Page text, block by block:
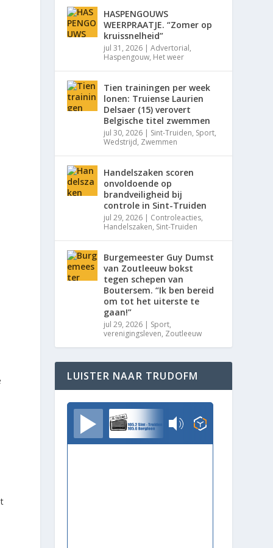
HASPENGOUWS
WEERPRAATJE. “Zomer op
kruissnelheid”
jul 31, 2026 |Advertorial,
Haspengouw, Het weer
Tien trainingen per week
lonen: Truiense Laurien
Delsaer (15) verovert
Belgische titel zwemmen
jul 30, 2026 | Sint-Truiden, Sport,
Wedstrijd, Zwemmen
Handelszaken scoren
onvoldoende op
brandveiligheid bij
controle in Sint-Truiden
jul 29, 2026 | Controleacties,
Handelszaken, Sint-Truiden
Burgemeester Guy Dumst
van Zoutleeuw bokst
tegen schepen van
Boutersem. “Ik ben bereid
om tot het uiterste te
gaan!”
jul 29, 2026 | Sport,
verenigingsleven, Zoutleeuw
LUISTER NAAR TRUDOFM
TrudoFM